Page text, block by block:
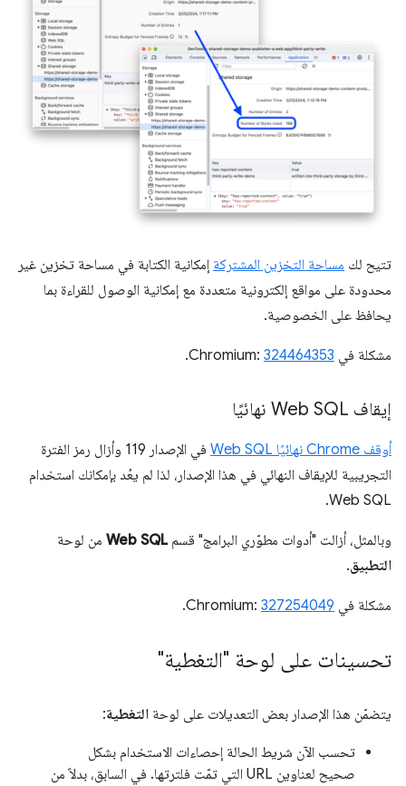
تتيح لك مساحة التخزين المشتركة إمكانية الكتابة في مساحة تخزين غير
محدودة على مواقع إلكترونية متعددة مع إمكانية الوصول للقراءة بما
يحافظ على الخصوصية.
مشكلة في Chromium: 324464353
.
إيقاف Web SQL نهائيًا
أوقف Chrome نهائيًا Web SQL
في الإصدار 119 وأزال رمز الفترة
التجريبية للإيقاف النهائي في هذا الإصدار، لذا لم يعُد بإمكانك استخدام
Web SQL.
وبالمثل، أزالت "أدوات مطوّري البرامج" قسمWeb SQL من لوحة
التطبيق.
مشكلة في Chromium: 327254049
.
تحسينات على لوحة "التغطية"
يتضمّن هذا الإصدار بعض التعديلات على لوحة التغطية:
تحسب الآن شريط الحالة إحصاءات الاستخدام بشكل
صحيح لعناوين URL التي تمّت فلترتها. في السابق، بدلاً من